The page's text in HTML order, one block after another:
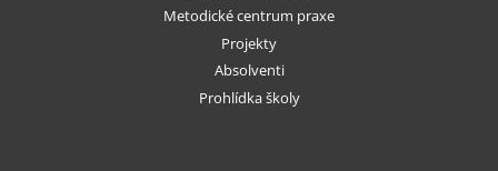
Metodické centrum praxe
Projekty
Absolventi
Prohlídka školy